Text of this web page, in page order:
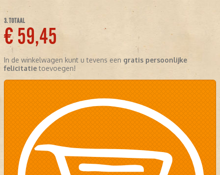
3. TOTAAL
€ 59,45
In de winkelwagen kunt u tevens een gratis persoonlijke
felicitatietoevoegen!